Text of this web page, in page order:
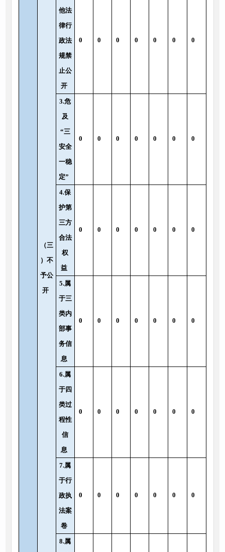
（三
）不
予公
开
他法
律行
政法
规禁
止公
开
0 0 0 0 0 0 0
3.危
及
“三
安全
一稳
定”
0 0 0 0 0 0 0
4.保
护第
三方
合法
权
益
0 0 0 0 0 0 0
5.属
于三
类内
部事
务信
息
0 0 0 0 0 0 0
6.属
于四
类过
程性
信
息
0 0 0 0 0 0 0
7.属
于行
政执
法案
卷
0 0 0 0 0 0 0
8.属